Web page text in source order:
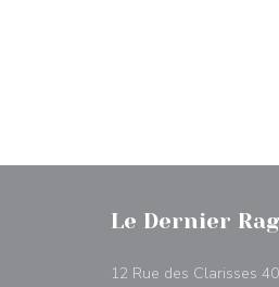
Le Dernier
12 Rue des Clarisses